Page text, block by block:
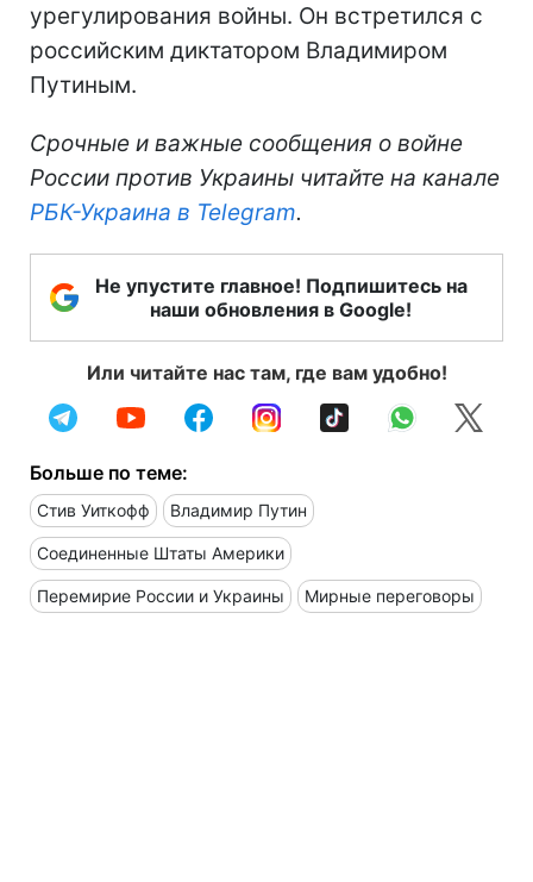
урегулирования войны. Он встретился с
российским диктатором Владимиром
Путиным.
Срочные и важные сообщения о войне
России против Украины читайте на канале
РБК-Украина в Telegram.
Не упустите главное! Подпишитесь на
наши обновления в Google!
Или читайте нас там, где вам удобно!
Больше по теме:
Стив Уиткофф Владимир Путин
Соединенные Штаты Америки
Перемирие России и Украины Мирные переговоры